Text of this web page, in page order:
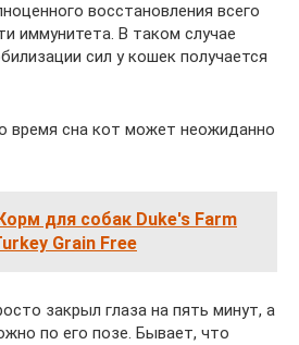
восстановления всего
иммунитета. В таком случае
сил у кошек получается
время сна кот может неожиданно
для собак Duke's Farm
Grain Free
закрыл глаза на пять минут, а
по его позе. Бывает, что